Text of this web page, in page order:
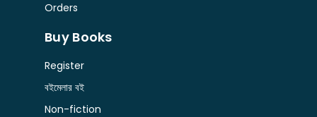
Orders
Buy Books
Register
বইমেলার বই
Non-fiction